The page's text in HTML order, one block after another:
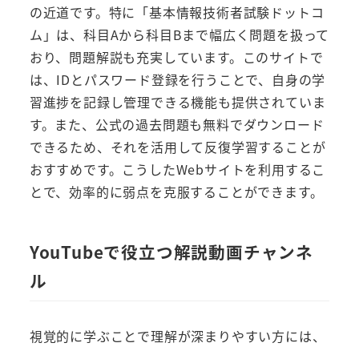
の近道です。特に「基本情報技術者試験ドットコ
ム」は、科目Aから科目Bまで幅広く問題を扱って
おり、問題解説も充実しています。このサイトで
は、IDとパスワード登録を行うことで、自身の学
習進捗を記録し管理できる機能も提供されていま
す。また、公式の過去問題も無料でダウンロード
できるため、それを活用して反復学習することが
おすすめです。こうしたWebサイトを利用するこ
とで、効率的に弱点を克服することができます。
YouTubeで役立つ解説動画チャンネ
ル
視覚的に学ぶことで理解が深まりやすい方には、